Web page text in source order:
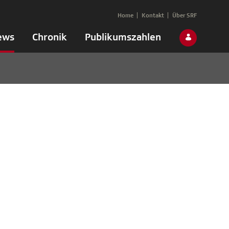
Chronik Publikumszahlen
Home Kontakt Über SRF